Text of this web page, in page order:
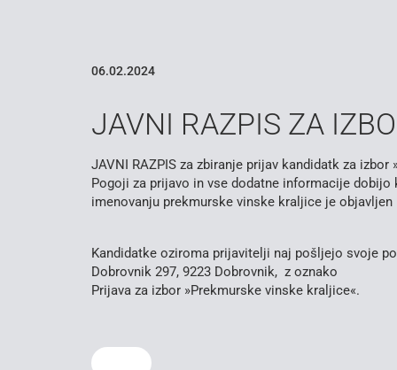
06.02.2024
JAVNI RAZPIS ZA
JAVNI RAZPIS za zbiranje prijav kandidatk za
Pogoji za prijavo in vse dodatne informacije
imenovanju prekmurske vinske kraljice je
Kandidatke oziroma prijavitelji naj pošljejo svoje
Dobrovnik 297, 9223 Dobrovnik, z oznako
Prijava za izbor »Prekmurske vinske kraljice«.